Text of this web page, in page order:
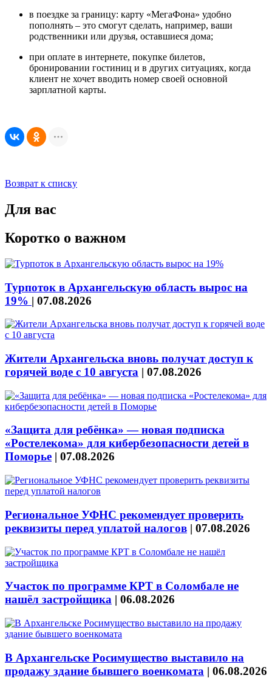
в поездке за границу: карту «МегаФона» удобно
пополнять – это смогут сделать, например, ваши
родственники или друзья, оставшиеся дома;
при оплате в интернете, покупке билетов,
бронировании гостиниц и в других ситуациях, когда
клиент не хочет вводить номер своей основной
зарплатной карты.
Возврат к списку
Для вас
Коротко о важном
Турпоток в Архангельскую область вырос на
19% | 07.08.2026
Жители Архангельска вновь получат доступ к
горячей воде с 10 августа | 07.08.2026
«Защита для ребёнка» — новая подписка
«Ростелекома» для кибербезопасности детей в
Поморье | 07.08.2026
Региональное УФНС рекомендует проверить
реквизиты перед уплатой налогов | 07.08.2026
Участок по программе КРТ в Соломбале не
нашёл застройщика | 06.08.2026
В Архангельске Росимущество выставило на
продажу здание бывшего военкомата | 06.08.2026